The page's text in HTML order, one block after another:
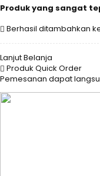
Produk yang sangat
Berhasil ditambahkan
Lanjut Belanja
Produk Quick Order
Pemesanan dapat